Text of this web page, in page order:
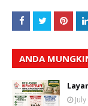
ANDA